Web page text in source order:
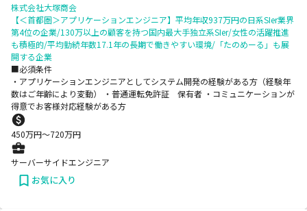
株式会社大塚商会
【＜首都圏＞アプリケーションエンジニア】平均年収937万円の日系SIer業界
第4位の企業/130万以上の顧客を持つ国内最大手独立系SIer/女性の活躍推進
も積極的/平均勤続年数17.1年の長期で働きやすい環境/「たのめーる」も展
開する企業
■必須条件
・アプリケーションエンジニアとしてシステム開発の経験がある方（経験年
数はご年齢により変動） ・普通運転免許証 保有者 ・コミュニケーションが
得意でお客様対応経験がある方
450万円〜720万円
サーバーサイドエンジニア
お気に入り